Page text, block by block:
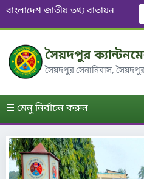
বাংলাদেশ জাতীয় তথ্য বাতায়ন
সৈয়দপুর
সৈয়দপুর সেনানিবাস,
☰ মেনু নির্বাচন করুন